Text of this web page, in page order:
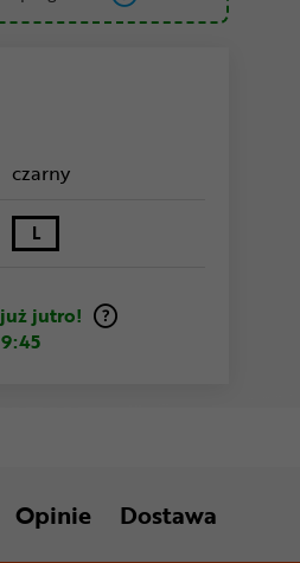
czarny
L
już jutro!
Opinie Dostawa